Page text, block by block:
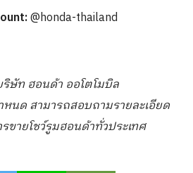
@honda-thailand
ริษัท ฮอนด้า ออโตโมบิล
หนด สามารถสอบถามรายละเอียด
ขายโชว์รูมฮอนด้าทั่วประเทศ